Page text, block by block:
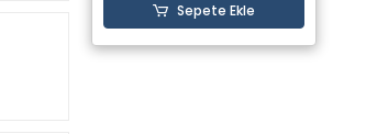
Sepete Ekle